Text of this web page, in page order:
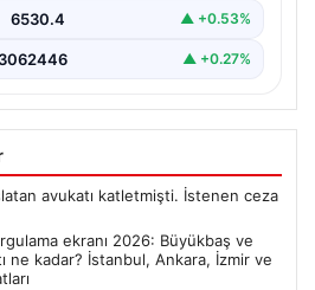
6530.4 ▲ +0.53%
3062446 ▲ +0.27%
avukatı katletmişti. İstenen ceza
ekranı 2026: Büyükbaş ve
ne kadar? İstanbul, Ankara, İzmir ve